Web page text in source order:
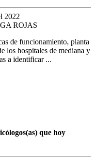
2022
ROJAS
de funcionamiento, planta
los hospitales de mediana y
a identificar ...
que hoy